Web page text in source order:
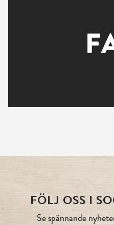
FÖLJ OSS I
Se spännande